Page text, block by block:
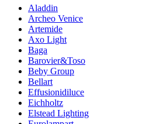
Aladdin
Archeo Venice
Artemide
Axo Light
Baga
Barovier&Toso
Beby Group
Bellart
Effusionidiluce
Eichholtz
Elstead Lighting